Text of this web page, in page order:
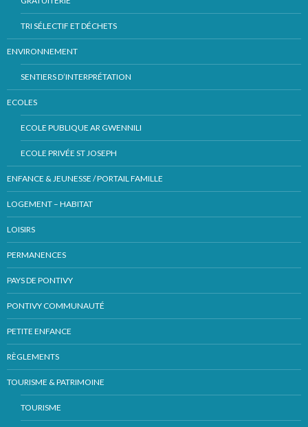
TRI SÉLECTIF ET DÉCHETS
ENVIRONNEMENT
SENTIERS D’INTERPRÉTATION
ECOLES
ECOLE PUBLIQUE AR GWENNILI
ECOLE PRIVÉE ST JOSEPH
ENFANCE & JEUNESSE / PORTAIL FAMILLE
LOGEMENT – HABITAT
LOISIRS
PERMANENCES
PAYS DE PONTIVY
PONTIVY COMMUNAUTÉ
PETITE ENFANCE
RÈGLEMENTS
TOURISME & PATRIMOINE
TOURISME